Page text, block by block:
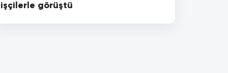
işçilerle görüştü